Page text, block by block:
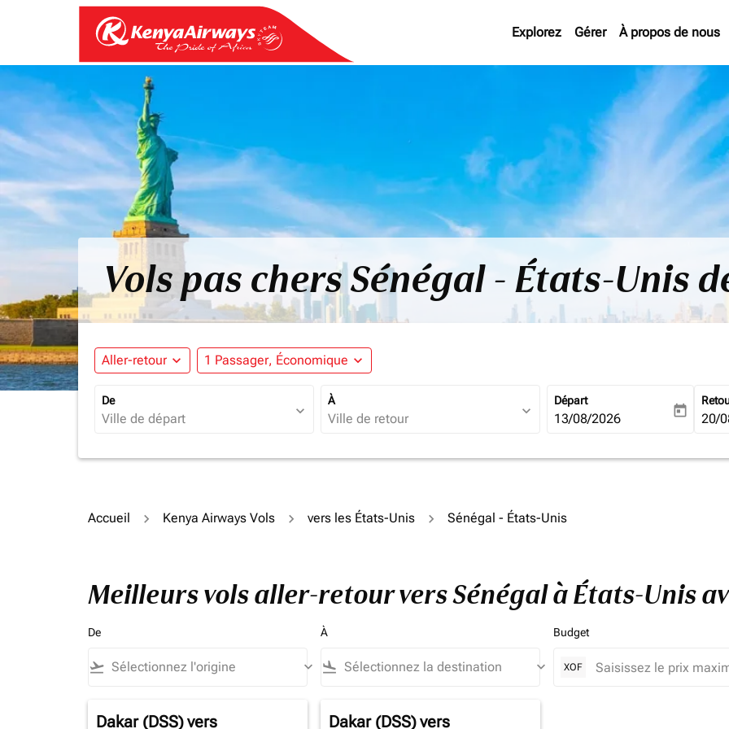
Explorez Gérer À propos de nous
Vols pas chers Sénégal - États-Unis
Aller-retour expand_more 1 Passager, Économique expand_more
De
expand_more
À
expand_more
Départ
fc-booking-departure-date-
13/08/2026 today fc-
20/
Accueil Kenya Airways Vols vers les États-Unis Sénégal - États-Unis
Meilleurs vols aller-retour vers Sénégal à États-Unis
De
flight_takeoff keyboard_arrow_down
À
flight_land keyboard_arrow_down
Budget
XOF
Dakar (DSS)vers
Dakar (DSS)vers